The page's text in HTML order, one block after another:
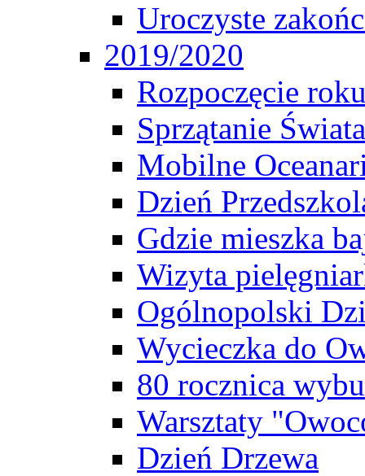
Uroczyste
2019/2020
Rozpoczęcie
Sprzątanie Świata
Mobilne
Dzień
Gdzie mieszka
Wizyta
Ogólnopolski
Wycieczka do
80 rocznica
Warsztaty
Dzień Drzewa